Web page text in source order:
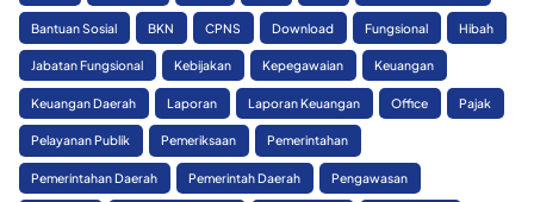
Bantuan Sosial BKN CPNS Download Fungsional Hibah
Jabatan Fungsional Kebijakan Kepegawaian Keuangan
Keuangan Daerah Laporan Laporan Keuangan Office Pajak
Pelayanan Publik Pemeriksaan Pemerintahan
Pemerintahan Daerah Pemerintah Daerah Pengawasan